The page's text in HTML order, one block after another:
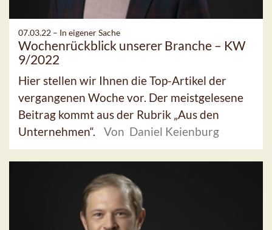
07.03.22 – In eigener Sache
Wochenrückblick unserer Branche – KW
9/2022
Hier stellen wir Ihnen die Top-Artikel der
vergangenen Woche vor. Der meistgelesene
Beitrag kommt aus der Rubrik „Aus den
Unternehmen“.
Von Daniel Keienburg